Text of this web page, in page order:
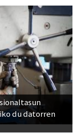
du datorren